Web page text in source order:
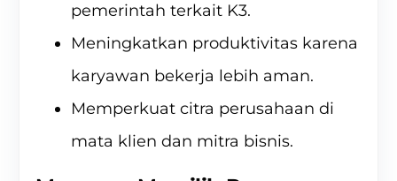
pemerintah terkait K3.
Meningkatkan produktivitas karena
karyawan bekerja lebih aman.
Memperkuat citra perusahaan di
mata klien dan mitra bisnis.